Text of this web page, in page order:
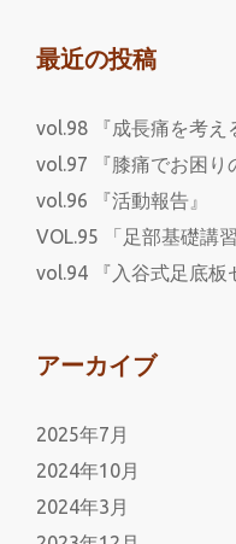
最近の投稿
vol.98 『成長痛を考え
vol.97 『膝痛でお困り
vol.96 『活動報告』
VOL.95 「足部基礎講
vol.94 『入谷式足底板
アーカイブ
2025年7月
2024年10月
2024年3月